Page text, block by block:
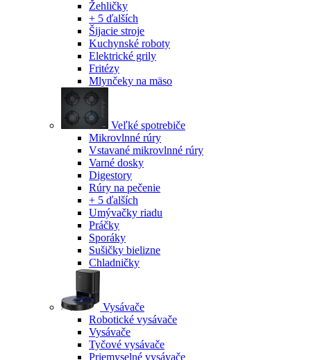
Žehličky
+ 5 ďalších
Šijacie stroje
Kuchynské roboty
Elektrické grily
Fritézy
Mlynčeky na mäso
Veľké spotrebiče
Mikrovlnné rúry
Vstavané mikrovlnné rúry
Varné dosky
Digestory
Rúry na pečenie
+ 5 ďalších
Umývačky riadu
Práčky
Sporáky
Sušičky bielizne
Chladničky
Vysávače
Robotické vysávače
Vysávače
Tyčové vysávače
Priemyselné vysávače